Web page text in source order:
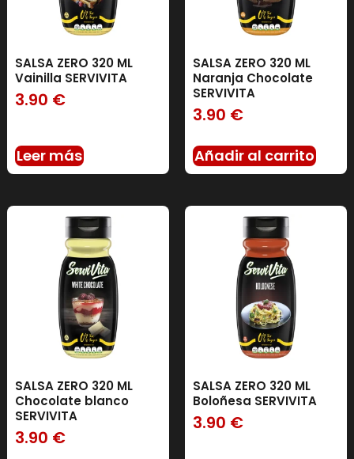
SALSA ZERO 320 ML
Vainilla SERVIVITA
3.90 €
Leer más
SALSA ZERO 320 ML
Naranja Chocolate
SERVIVITA
3.90 €
Añadir al carrito
SALSA ZERO 320 ML
Chocolate blanco
SERVIVITA
3.90 €
SALSA ZERO 320 ML
Boloñesa SERVIVITA
3.90 €